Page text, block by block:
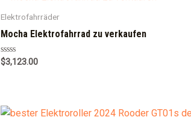
t
f
5
Elektrofahrräder
Mocha Elektrofahrrad zu verkaufen
R
a
o
u
$3,123.00